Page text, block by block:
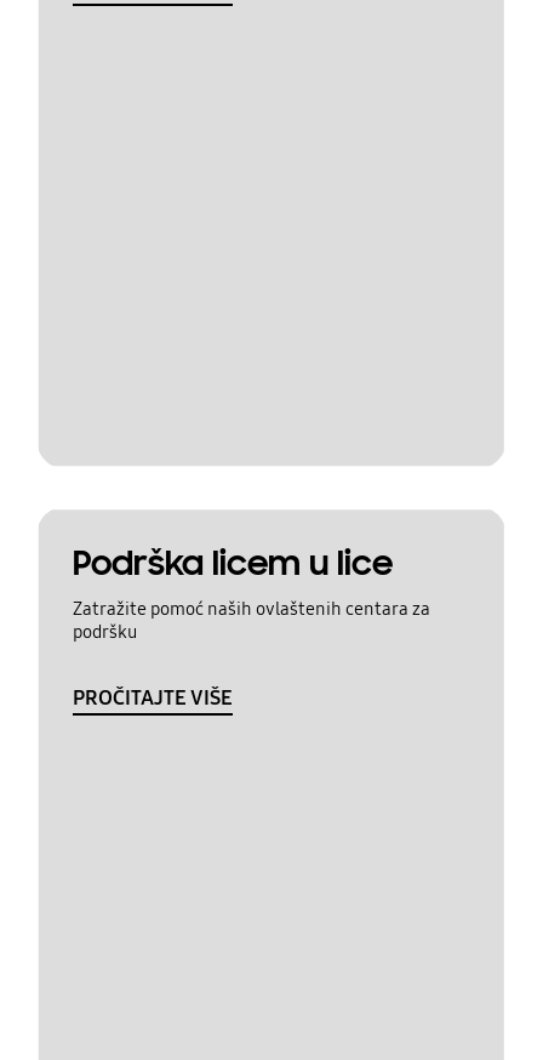
Podrška licem u lice
Zatražite pomoć naših ovlaštenih centara za
podršku
PROČITAJTE VIŠE